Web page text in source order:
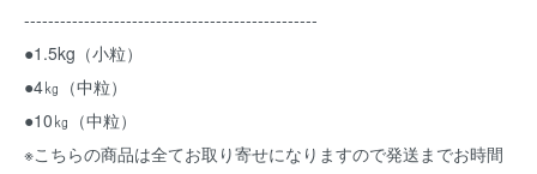
-------------------------------------------------
●1.5kg（小粒）
●4㎏（中粒）
●10㎏（中粒）
※こちらの商品は全てお取り寄せになりますので発送までお時間